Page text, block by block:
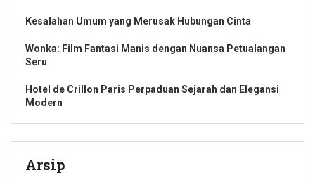
Kesalahan Umum yang Merusak Hubungan Cinta
Wonka: Film Fantasi Manis dengan Nuansa Petualangan
Seru
Hotel de Crillon Paris Perpaduan Sejarah dan Elegansi
Modern
Arsip